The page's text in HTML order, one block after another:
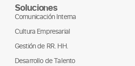
Soluciones
Comunicación Interna
Cultura Empresarial
Gestión de RR. HH.
Desarrollo de Talento